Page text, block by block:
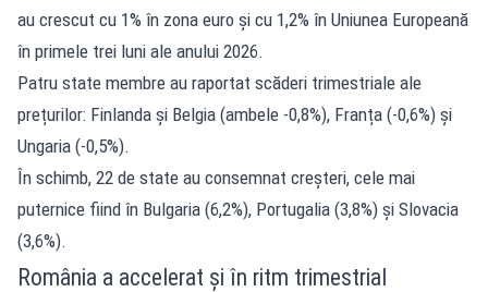
au crescut cu 1% în zona euro și cu 1,2% în Uniunea Europeană
în primele trei luni ale anului 2026.
Patru state membre au raportat scăderi trimestriale ale
prețurilor: Finlanda și Belgia (ambele -0,8%), Franța (-0,6%) și
Ungaria (-0,5%).
În schimb, 22 de state au consemnat creșteri, cele mai
puternice fiind în Bulgaria (6,2%), Portugalia (3,8%) și Slovacia
(3,6%).
România a accelerat și în ritm trimestrial